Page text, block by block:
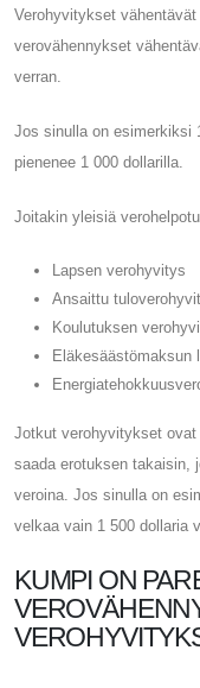
Verohyvitykset
verovähennykset
verran.
Jos sinulla on esimerkiksi
pienenee 1 000 dollarilla.
Joitakin yleisiä
Lapsen verohyvitys
Ansaittu
Koulutuksen
Eläkesäästömaksun
Jotkut verohyvitykset
saada erotuksen takaisin,
veroina. Jos sinulla on
velkaa vain 1 500 dollaria
KUMPI ON